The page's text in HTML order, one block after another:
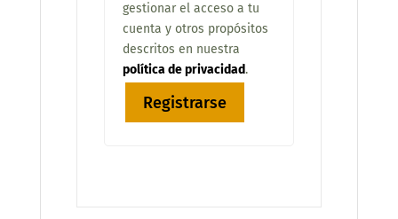
gestionar el acceso a tu
cuenta y otros propósitos
descritos en nuestra
política de privacidad.
Registrarse